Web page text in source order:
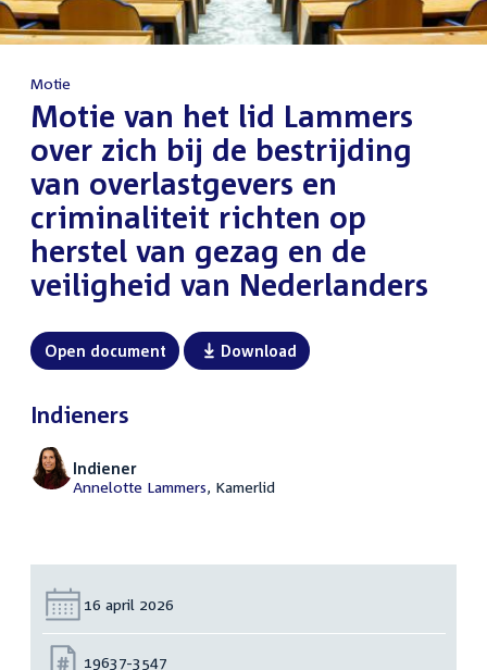
Motie
:Motie van het lid Lammers
over zich bij de bestrijding
van overlastgevers en
criminaliteit richten op
herstel van gezag en de
veiligheid van Nederlanders
Open document Download
Indieners
Indiener
Annelotte Lammers, Kamerlid
Datum:
16 april 2026
Nummer:
19637-3547